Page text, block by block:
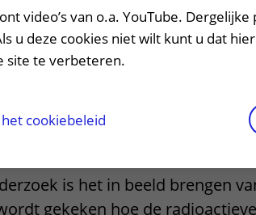
patiëntportaal
en voorzieningen
en veiligheid
Contactgegevens
Contact met polikliniek
is het in beeld brengen
gekeken hoe de radioactieve
video’s van o.a. YouTube.
u deze cookies niet wilt kunt u dat
site te verbeteren.
cookiebeleid